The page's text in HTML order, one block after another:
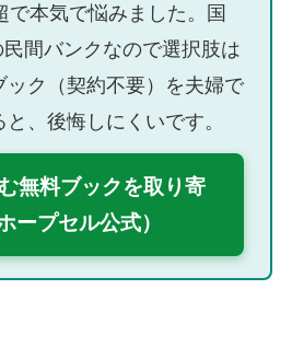
で本気で悩みました。国
間バンクなので選択肢は
ック（契約不要）を夫婦で
、後悔しにくいです。
無料ブックを取り寄
ープセル公式）